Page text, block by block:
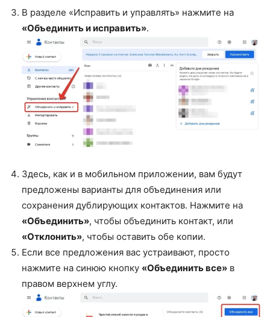
В разделе «Исправить и управлять» нажмите на
«Объединить и исправить».
Здесь, как и в мобильном приложении, вам будут
предложены варианты для объединения или
сохранения дублирующих контактов. Нажмите на
«Объединить», чтобы объединить контакт, или
«Отклонить», чтобы оставить обе копии.
Если все предложения вас устраивают, просто
нажмите на синюю кнопку «Объединить все» в
правом верхнем углу.